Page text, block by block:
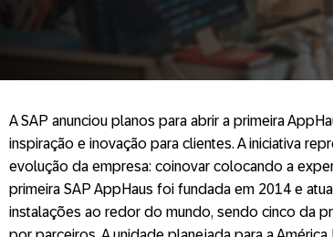
A SAP anunciou planos para abrir a primeira
inspiração e inovação para clientes. A iniciativa
evolução da empresa: coinovar colocando a
primeira SAP AppHaus foi fundada em 2014 e
instalações ao redor do mundo, sendo cinco da